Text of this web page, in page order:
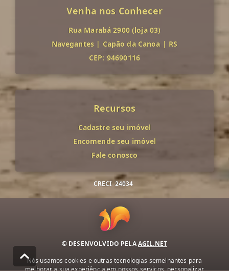
Venha nos Conhecer
Rua Marabá 2900 (loja 03)
Navegantes | Capão da Canoa | RS
CEP: 94690116
Recursos
Cadastre seu imóvel
Encomende seu imóvel
Fale conosco
CRECI 24034
© DESENVOLVIDO PELAAGIL.NET
Nós usamos cookies e outras tecnologias semelhantes para